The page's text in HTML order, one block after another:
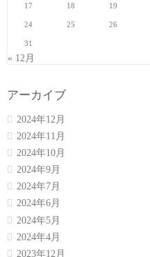
17 18 19
24 25 26
31
« 12月
アーカイブ
2024年12月
2024年11月
2024年10月
2024年9月
2024年7月
2024年6月
2024年5月
2024年4月
2023年12月